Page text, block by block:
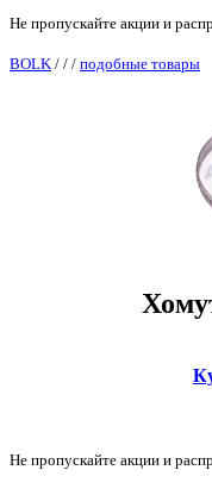
Не пропускайте акции и
BOLK / / / подобные товары
Не пропускайте акции и